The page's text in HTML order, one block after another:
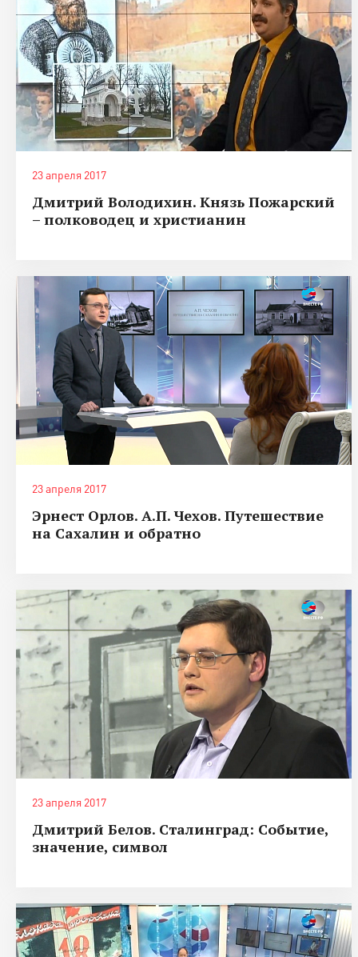
23 апреля 2017
Дмитрий Володихин. Князь Пожарский
– полководец и христианин
23 апреля 2017
Эрнест Орлов. А.П. Чехов. Путешествие
на Сахалин и обратно
23 апреля 2017
Дмитрий Белов. Сталинград: Событие,
значение, символ